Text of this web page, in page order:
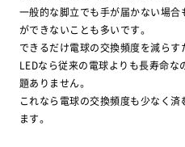
一般的な脚立でも手が届かない場合
ができないことも多いです。
できるだけ電球の交換頻度を減らす
LEDなら従来の電球よりも長寿命な
題ありません。
これなら電球の交換頻度も少なく済
ます。
防府店
0120-834-938
宇部店